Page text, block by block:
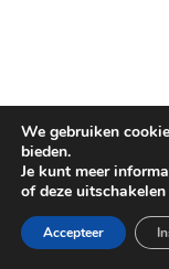
We gebruiken
bieden.
Je kunt meer
of deze
Accepteer